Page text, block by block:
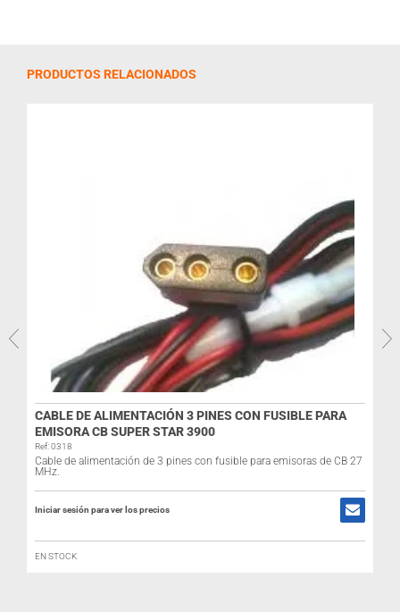
PRODUCTOS RELACIONADOS
CABLE DE ALIMENTACIÓN 3 PINES CON FUSIBLE PARA
EMISORA CB SUPER STAR 3900
Ref: 0318
Cable de alimentación de 3 pines con fusible para emisoras de CB 27
MHz.
Iniciar sesión para ver los precios
EN STOCK